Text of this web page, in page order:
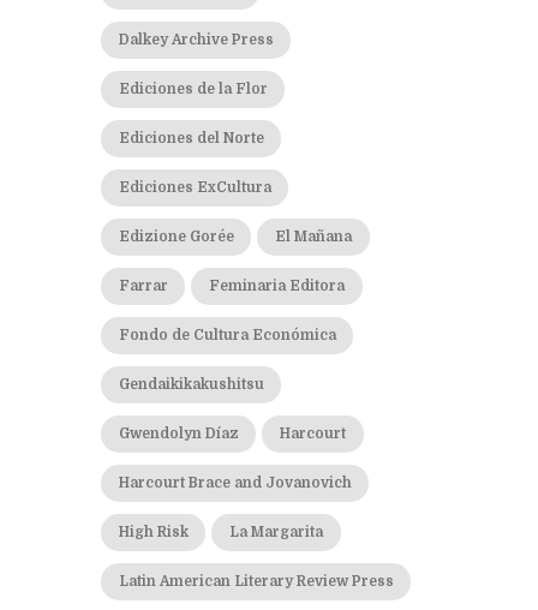
Dalkey Archive Press
Ediciones de la Flor
Ediciones del Norte
Ediciones ExCultura
Edizione Gorée El Mañana
Farrar Feminaria Editora
Fondo de Cultura Económica
Gendaikikakushitsu
Gwendolyn Díaz Harcourt
Harcourt Brace and Jovanovich
High Risk La Margarita
Latin American Literary Review Press